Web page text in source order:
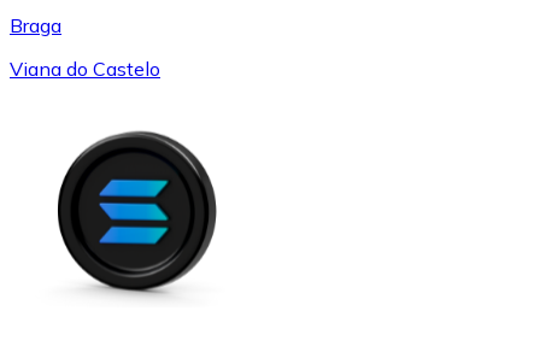
Braga
Viana do Castelo